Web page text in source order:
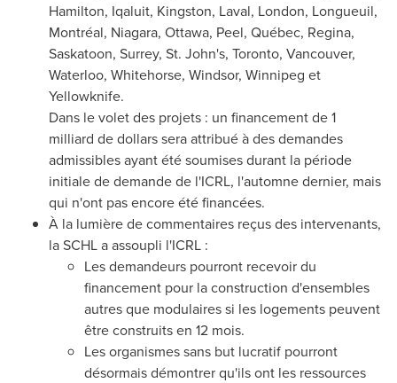
Hamilton, Iqaluit, Kingston, Laval, London, Longueuil,
Montréal, Niagara, Ottawa, Peel, Québec, Regina,
Saskatoon, Surrey, St. John's, Toronto, Vancouver,
Waterloo, Whitehorse, Windsor, Winnipeg et
Yellowknife.
Dans le volet des projets : un financement de 1
milliard de dollars sera attribué à des demandes
admissibles ayant été soumises durant la période
initiale de demande de l'ICRL, l'automne dernier, mais
qui n'ont pas encore été financées.
À la lumière de commentaires reçus des intervenants,
la SCHL a assoupli l'ICRL :
Les demandeurs pourront recevoir du
financement pour la construction d'ensembles
autres que modulaires si les logements peuvent
être construits en 12 mois.
Les organismes sans but lucratif pourront
désormais démontrer qu'ils ont les ressources